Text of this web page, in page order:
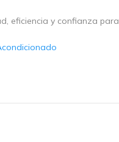
eficiencia y confianza